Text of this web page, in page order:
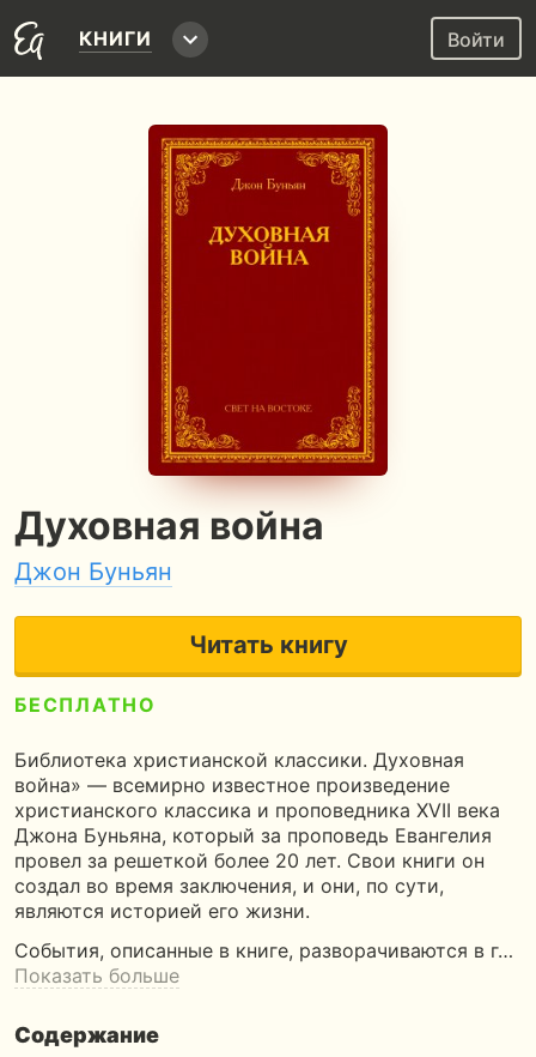
КНИГИ Войти
Духовная война
Джон Буньян
Читать книгу
БЕСПЛАТНО
Библиотека христианской классики. Духовная
война» — всемирно известное произведение
христианского классика и проповедника ХVII века
Джона Буньяна, который за проповедь Евангелия
провел за решеткой более 20 лет. Свои книги он
создал во время заключения, и они, по сути,
являются историей его жизни.
События, описанные в книге, разворачиваются в г…
Показать больше
Содержание